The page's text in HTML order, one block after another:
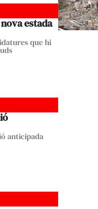
estada
que hi
anticipada